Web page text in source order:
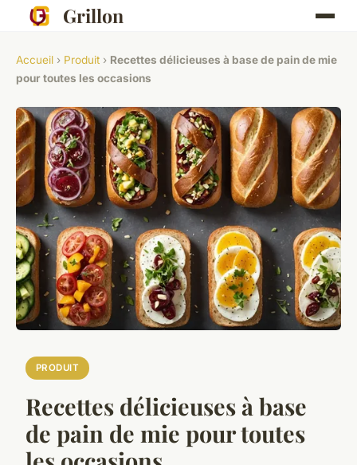
Grillon
Accueil › Produit › Recettes délicieuses à base de pain de mie
pour toutes les occasions
PRODUIT
Recettes délicieuses à base
de pain de mie pour toutes